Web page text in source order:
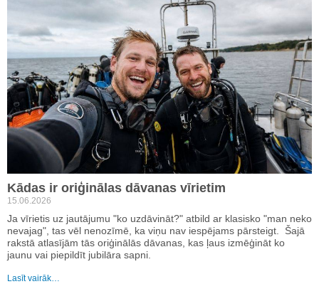
Kādas ir oriģinālas dāvanas vīrietim
15.06.2026
Ja vīrietis uz jautājumu "ko uzdāvināt?" atbild ar klasisko "man neko
nevajag", tas vēl nenozīmē, ka viņu nav iespējams pārsteigt. Šajā
rakstā atlasījām tās oriģinālās dāvanas, kas ļaus izmēģināt ko
jaunu vai piepildīt jubilāra sapni.
Lasīt vairāk…